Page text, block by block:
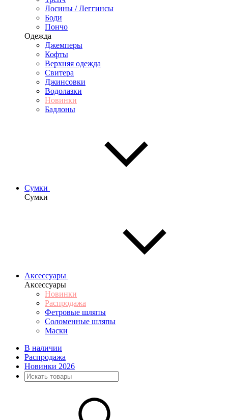
Лосины / Леггинсы
Боди
Пончо
Одежда
Джемперы
Кофты
Верхняя одежда
Свитера
Джинсовки
Водолазки
Новинки
Бадлоны
Сумки
Сумки
Аксессуары
Аксессуары
Новинки
Распродажа
Фетровые шляпы
Соломенные шляпы
Маски
В наличии
Распродажа
Новинки 2026